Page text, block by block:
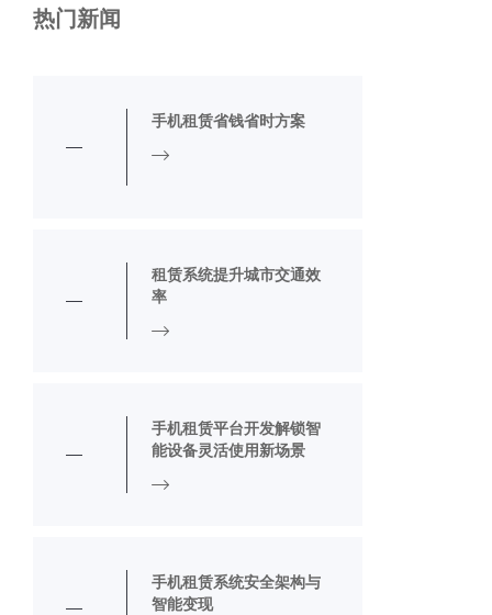
热门新闻
手机租赁省钱省时方案
租赁系统提升城市交通效
率
手机租赁平台开发解锁智
能设备灵活使用新场景
手机租赁系统安全架构与
智能变现